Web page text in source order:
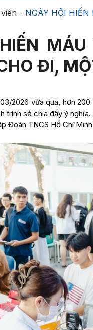
- NGÀY HỘI
ĐI,
2026 vừa qua, hơn
trình sẻ chia đầy ý
Đoàn TNCS Hồ Chí